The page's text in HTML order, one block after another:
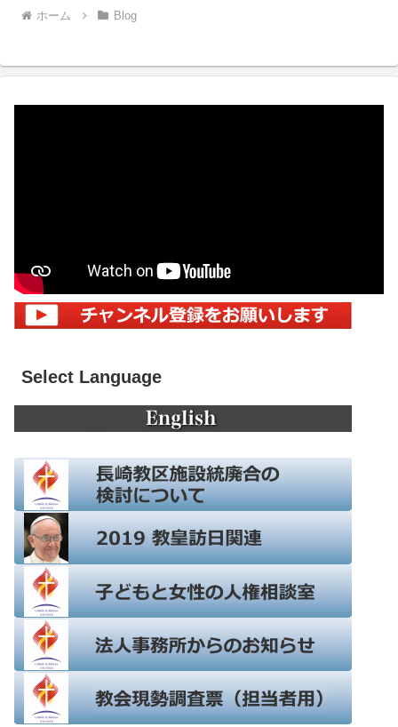
ホーム Blog
Select Language